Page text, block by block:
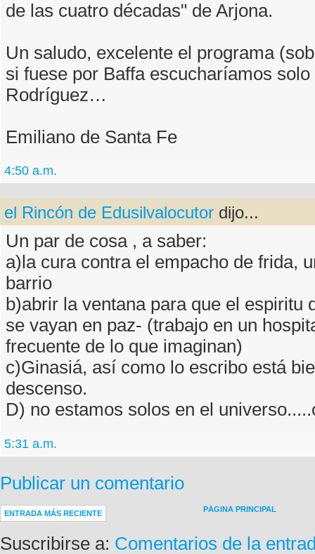
de las cuatro décadas" de Arjona.
Un saludo, excelente el programa
si fuese por Baffa escucharíamos
Rodríguez…
Emiliano de Santa Fe
4:50 a.m.
el Rincón de Edusilvalocutor dijo...
Un par de cosa , a saber:
a)la cura contra el empacho de frida,
barrio
b)abrir la ventana para que el espiritu
se vayan en paz- (trabajo en un
frecuente de lo que imaginan)
c)Ginasiá, así como lo escribo está
descenso.
D) no estamos solos en el
5:31 a.m.
Publicar un comentario
ENTRADA MÁS RECIENTE PÁGINA PRINCIPAL
Suscribirse a: Comentarios de la